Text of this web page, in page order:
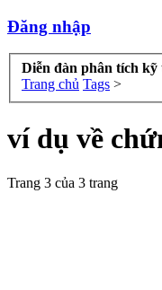
Đăng nhập
Diễn đàn phân tích kỹ
Trang chủ Tags >
ví dụ về
Trang 3 của 3 trang